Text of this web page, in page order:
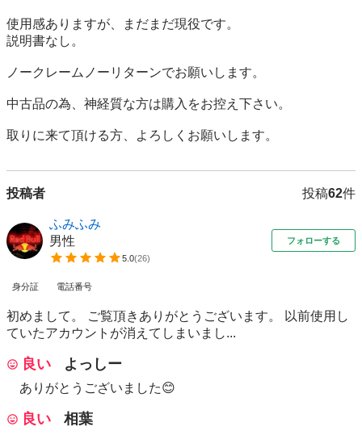
使用感ありますが、まだまだ現役です。
説明書なし。
ノークレームノーリターンでお願いします。
中古品の為、神経質な方は購入をお控え下さい。
取りに来て頂ける方、よろしくお願いします。
投稿者 投稿62件
ふみふみ
男性
5.0(26)
フォローする
身分証 電話番号
初めまして。 ご覧頂きありがとうございます。 以前使用し
ていたアカウントが消えてしまいまし...
良い よっしー
ありがとうございました😊
良い 相葉